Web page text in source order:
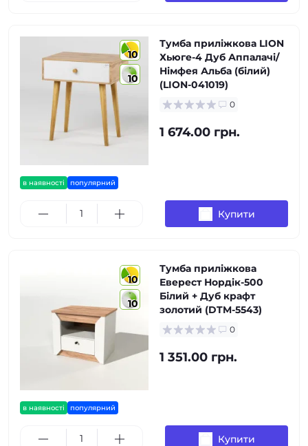
10
10
в наявності популярний
Тумба приліжкова LION
Хьюге-4 Дуб Аппалачі/
Німфея Альба (білий)
(LION-041019)
0
1 674.00 грн.
Купити
10
10
в наявності популярний
Тумба приліжкова
Еверест Нордік-500
Білий + Дуб крафт
золотий (DTM-5543)
0
1 351.00 грн.
Купити